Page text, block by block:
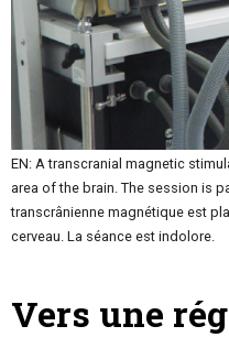
EN: A transcranial magnetic
area of the brain. The session is
transcrânienne magnétique est
cerveau. La séance est indolore.
Vers une